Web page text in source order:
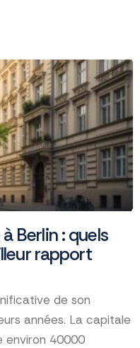
Berlin : quels
rapport
de son
années. La capitale
environ 40000